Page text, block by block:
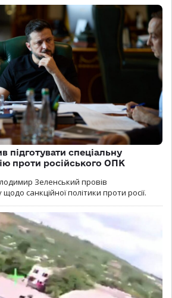
підготувати спеціальну
проти російського ОПК
Зеленський провів
санкційної політики проти росії.